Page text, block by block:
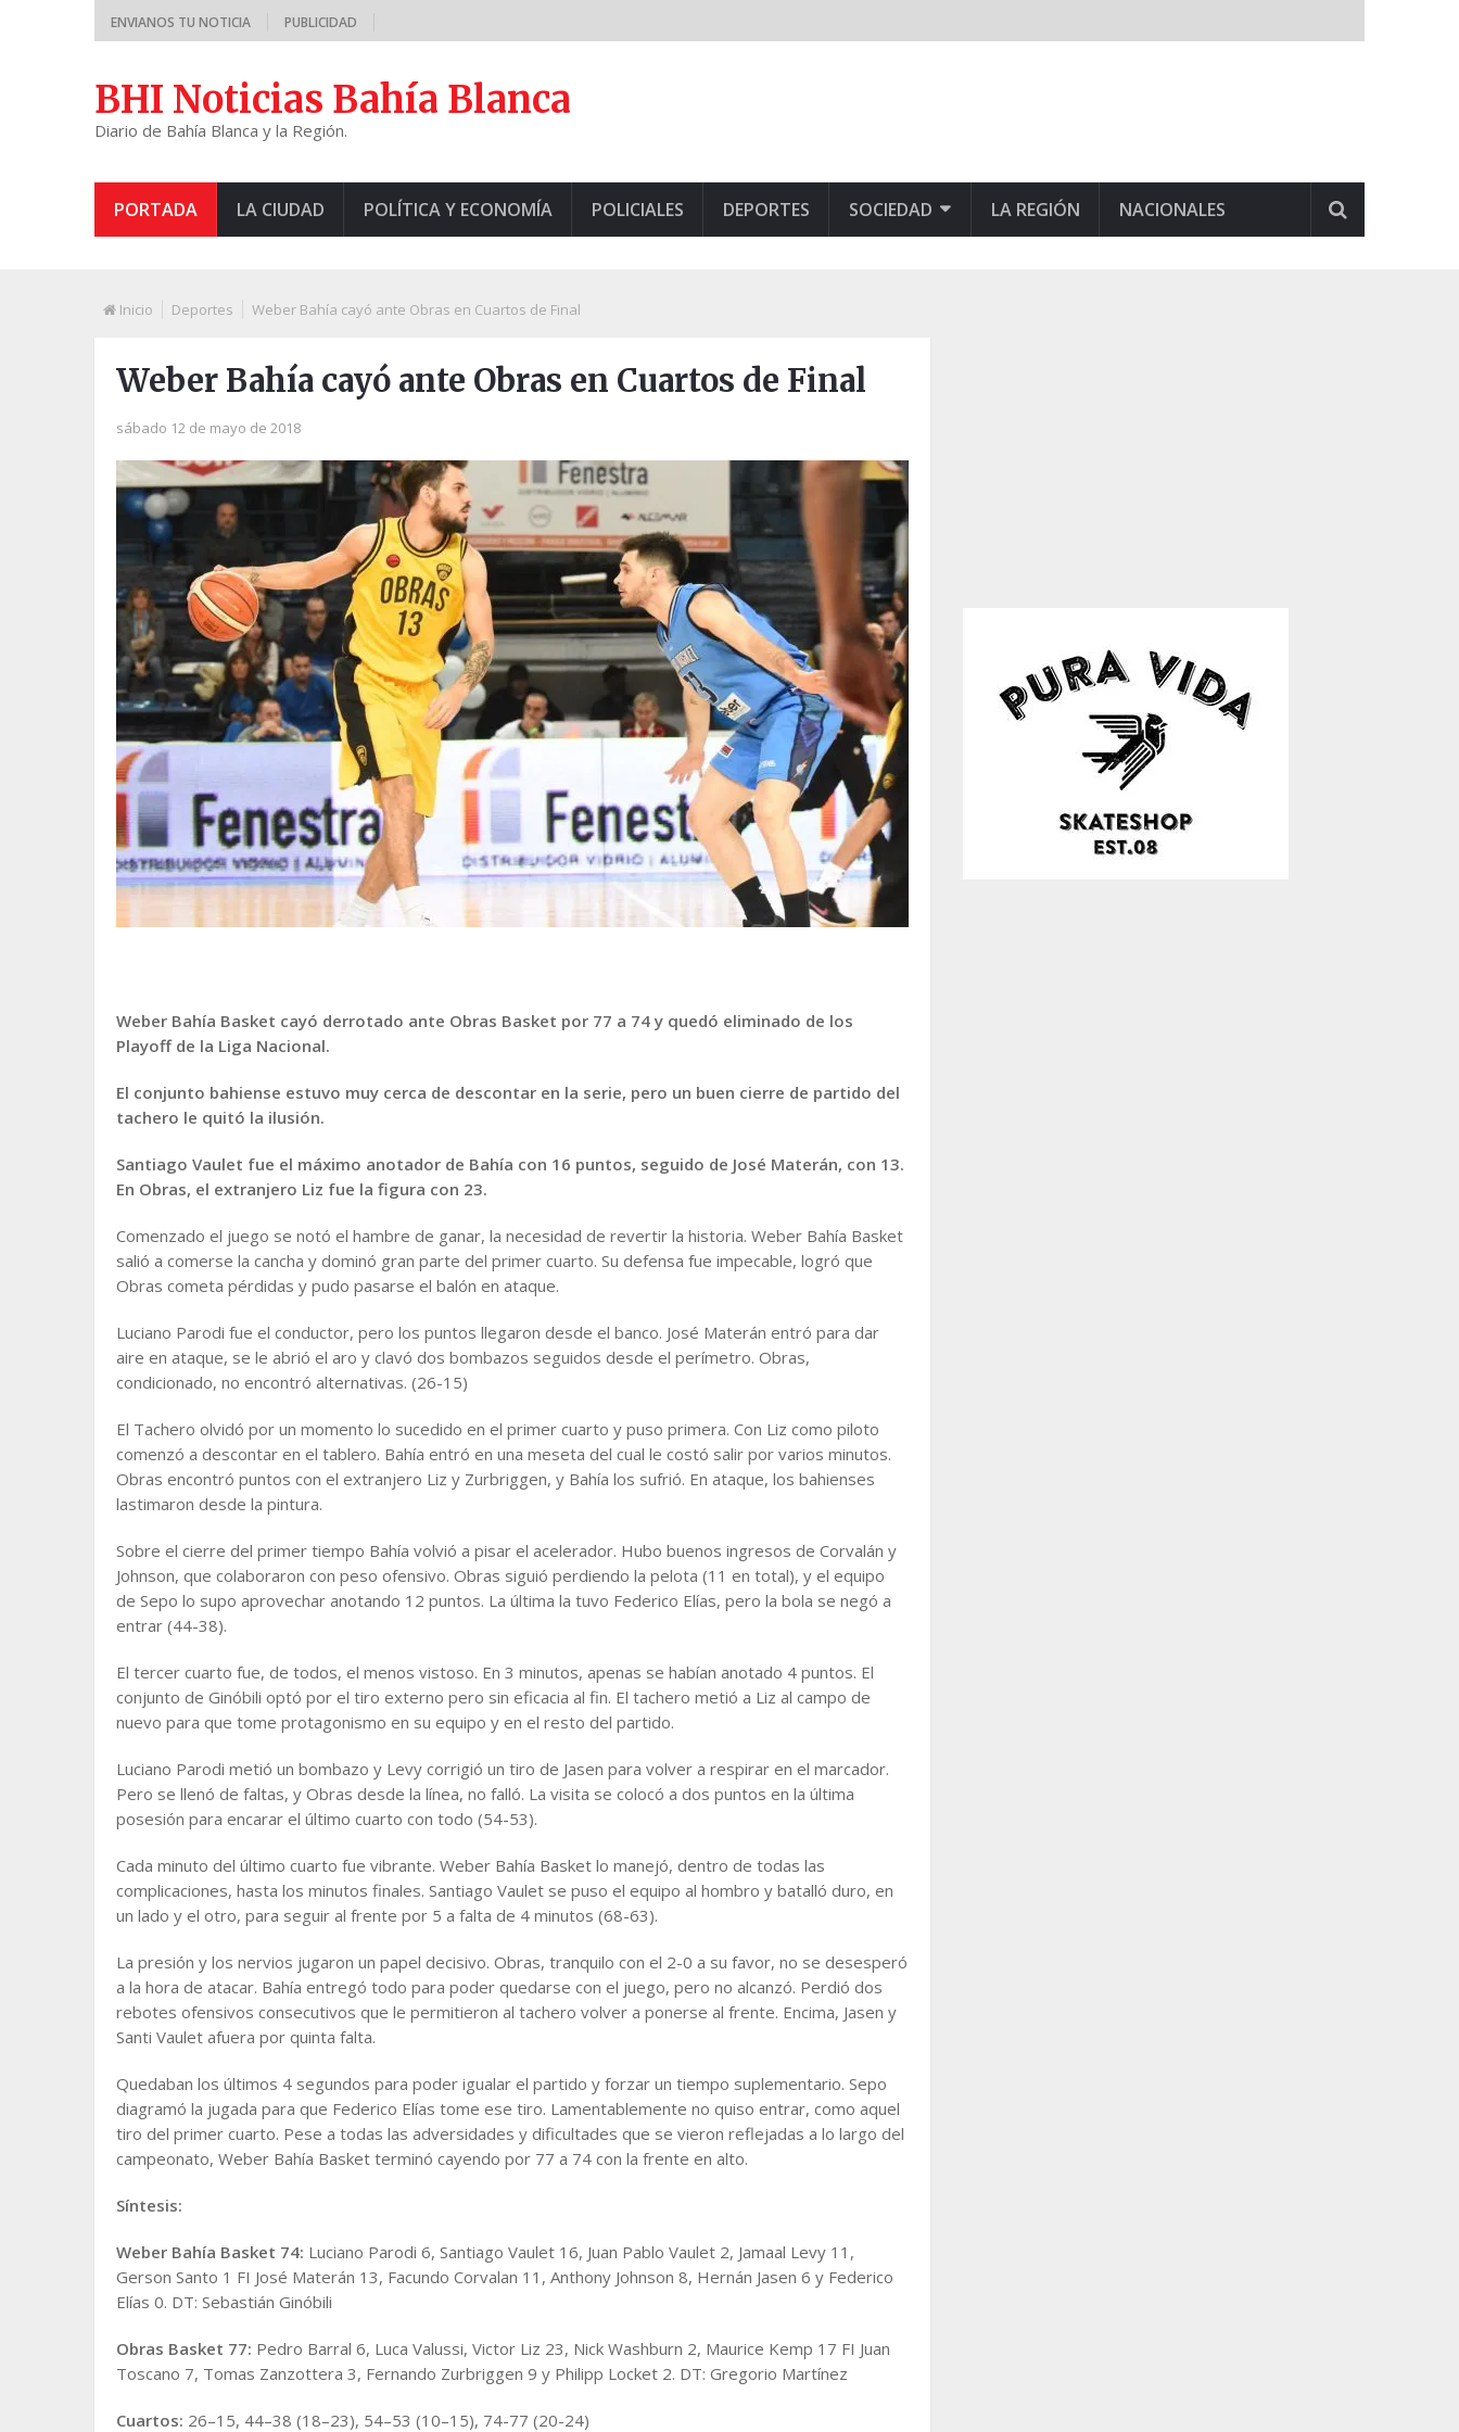
ENVIANOS TU NOTICIA PUBLICIDAD
BHI Noticias Bahía Blanca
Diario de Bahía Blanca y la Región.
PORTADA LA CIUDAD POLÍTICA Y ECONOMÍA POLICIALES DEPORTES SOCIEDAD LA REGIÓN NACIONALES
Inicio Deportes Weber Bahía cayó ante Obras en Cuartos de Final
Weber Bahía cayó ante Obras en Cuartos de Final
sábado 12 de mayo de 2018
Weber Bahía Basket cayó derrotado ante Obras Basket por 77 a 74 y quedó eliminado de los
Playoff de la Liga Nacional.
El conjunto bahiense estuvo muy cerca de descontar en la serie, pero un buen cierre de partido del
tachero le quitó la ilusión.
Santiago Vaulet fue el máximo anotador de Bahía con 16 puntos, seguido de José Materán, con 13.
En Obras, el extranjero Liz fue la figura con 23.
Comenzado el juego se notó el hambre de ganar, la necesidad de revertir la historia. Weber Bahía Basket
salió a comerse la cancha y dominó gran parte del primer cuarto. Su defensa fue impecable, logró que
Obras cometa pérdidas y pudo pasarse el balón en ataque.
Luciano Parodi fue el conductor, pero los puntos llegaron desde el banco. José Materán entró para dar
aire en ataque, se le abrió el aro y clavó dos bombazos seguidos desde el perímetro. Obras,
condicionado, no encontró alternativas. (26-15)
El Tachero olvidó por un momento lo sucedido en el primer cuarto y puso primera. Con Liz como piloto
comenzó a descontar en el tablero. Bahía entró en una meseta del cual le costó salir por varios minutos.
Obras encontró puntos con el extranjero Liz y Zurbriggen, y Bahía los sufrió. En ataque, los bahienses
lastimaron desde la pintura.
Sobre el cierre del primer tiempo Bahía volvió a pisar el acelerador. Hubo buenos ingresos de Corvalán y
Johnson, que colaboraron con peso ofensivo. Obras siguió perdiendo la pelota (11 en total), y el equipo
de Sepo lo supo aprovechar anotando 12 puntos. La última la tuvo Federico Elías, pero la bola se negó a
entrar (44-38).
El tercer cuarto fue, de todos, el menos vistoso. En 3 minutos, apenas se habían anotado 4 puntos. El
conjunto de Ginóbili optó por el tiro externo pero sin eficacia al fin. El tachero metió a Liz al campo de
nuevo para que tome protagonismo en su equipo y en el resto del partido.
Luciano Parodi metió un bombazo y Levy corrigió un tiro de Jasen para volver a respirar en el marcador.
Pero se llenó de faltas, y Obras desde la línea, no falló. La visita se colocó a dos puntos en la última
posesión para encarar el último cuarto con todo (54-53).
Cada minuto del último cuarto fue vibrante. Weber Bahía Basket lo manejó, dentro de todas las
complicaciones, hasta los minutos finales. Santiago Vaulet se puso el equipo al hombro y batalló duro, en
un lado y el otro, para seguir al frente por 5 a falta de 4 minutos (68-63).
La presión y los nervios jugaron un papel decisivo. Obras, tranquilo con el 2-0 a su favor, no se desesperó
a la hora de atacar. Bahía entregó todo para poder quedarse con el juego, pero no alcanzó. Perdió dos
rebotes ofensivos consecutivos que le permitieron al tachero volver a ponerse al frente. Encima, Jasen y
Santi Vaulet afuera por quinta falta.
Quedaban los últimos 4 segundos para poder igualar el partido y forzar un tiempo suplementario. Sepo
diagramó la jugada para que Federico Elías tome ese tiro. Lamentablemente no quiso entrar, como aquel
tiro del primer cuarto. Pese a todas las adversidades y dificultades que se vieron reflejadas a lo largo del
campeonato, Weber Bahía Basket terminó cayendo por 77 a 74 con la frente en alto.
Síntesis:
Weber Bahía Basket 74: Luciano Parodi 6, Santiago Vaulet 16, Juan Pablo Vaulet 2, Jamaal Levy 11,
Gerson Santo 1 FI José Materán 13, Facundo Corvalan 11, Anthony Johnson 8, Hernán Jasen 6 y Federico
Elías 0. DT: Sebastián Ginóbili
Obras Basket 77: Pedro Barral 6, Luca Valussi, Victor Liz 23, Nick Washburn 2, Maurice Kemp 17 FI Juan
Toscano 7, Tomas Zanzottera 3, Fernando Zurbriggen 9 y Philipp Locket 2. DT: Gregorio Martínez
Cuartos: 26–15, 44–38 (18–23), 54–53 (10–15), 74-77 (20-24)